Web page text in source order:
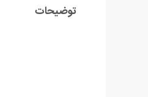
توضیحات